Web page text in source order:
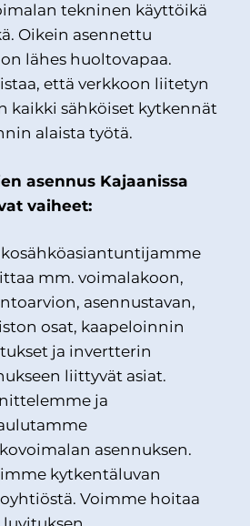
tekninen käyttöikä
Oikein asennettu
lähes huoltovapaa.
että verkkoon liitetyn
kaikki sähköiset kytkennät
alaista työtä.
asennus Kajaanissa
vaiheet:
mm. voimalakoon,
asennustavan,
osat, kaapeloinnin
ja invertterin
liittyvät asiat.
ja
asennuksen.
kytkentäluvan
Voimme hoitaa